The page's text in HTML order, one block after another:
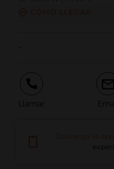
Llamar
Informar